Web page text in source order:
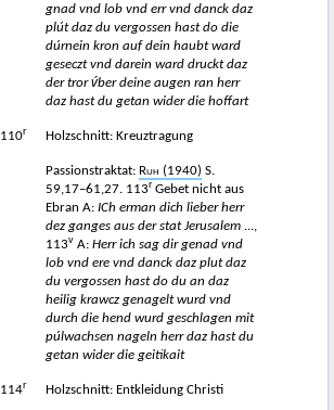
gnad vnd lob vnd err vnd danck daz
plút daz du vergossen hast do die
dúrnein kron auf dein haubt ward
geseczt vnd darein ward druckt daz
der tror v́ber deine augen ran herr
daz hast du getan wider die hoffart
110r Holzschnitt: Kreuztragung
Passionstraktat: Ruh (1940) S.
59,17−61,27. 113r Gebet nicht aus
Ebran A: ICh erman dich lieber herr
dez ganges aus der stat Jerusalem ...,
113v A: Herr ich sag dir genad vnd
lob vnd ere vnd danck daz plut daz
du vergossen hast do du an daz
heilig krawcz genagelt wurd vnd
durch die hend wurd geschlagen mit
púlwachsen nageln herr daz hast du
getan wider die geitikait
114r Holzschnitt: Entkleidung Christi